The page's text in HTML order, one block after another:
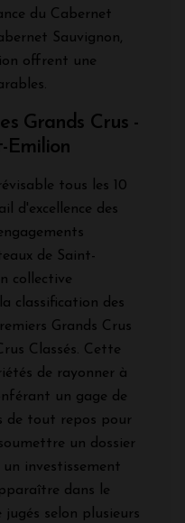
du Cabernet
Sauvignon,
offrent une
Grands Crus -
Emilion
tous les 10
d'excellence des
de Saint-
collective
classification des
Grands Crus
Classés. Cette
de rayonner à
un gage de
de tout repos pour
un dossier
investissement
dans le
selon plusieurs